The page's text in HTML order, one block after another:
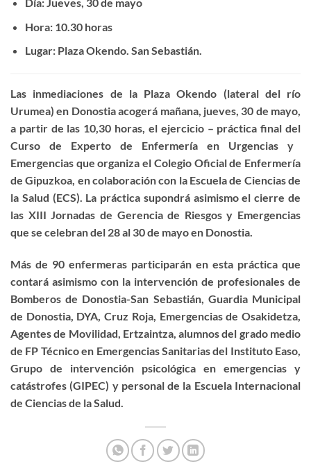
Hora: 10.30 horas
Lugar: Plaza Okendo. San Sebastián.
Las inmediaciones de la Plaza Okendo (lateral del río
Urumea) en Donostia acogerá mañana, jueves, 30 de mayo,
a partir de las 10,30 horas, el ejercicio – práctica final del
Curso de Experto de Enfermería en Urgencias y
Emergencias que organiza el Colegio Oficial de Enfermería
de Gipuzkoa, en colaboración con la Escuela de Ciencias de
la Salud (ECS). La práctica supondrá asimismo elcierre de
las XIII Jornadas de Gerencia de Riesgos y Emergencias
que se celebran del 28 al 30 de mayo en Donostia.
Más de 90 enfermeras participarán en esta práctica que
contará asimismo con la intervención de profesionales de
Bomberos de Donostia-San Sebastián, Guardia Municipal
de Donostia, DYA, Cruz Roja, Emergencias de Osakidetza,
Agentes de Movilidad, Ertzaintza, alumnos del grado medio
de FP Técnico en Emergencias Sanitarias del Instituto Easo,
Grupo de intervención psicológica en emergencias y
catástrofes (GIPEC) y personal de la Escuela Internacional
de Ciencias de la Salud.